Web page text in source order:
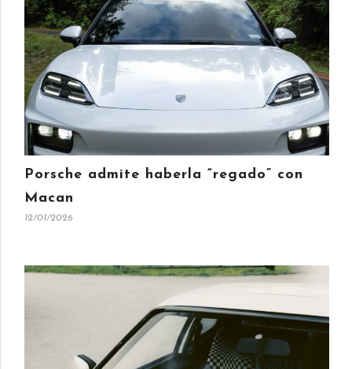
Porsche admite haberla “regado” con
Macan
12/01/2026